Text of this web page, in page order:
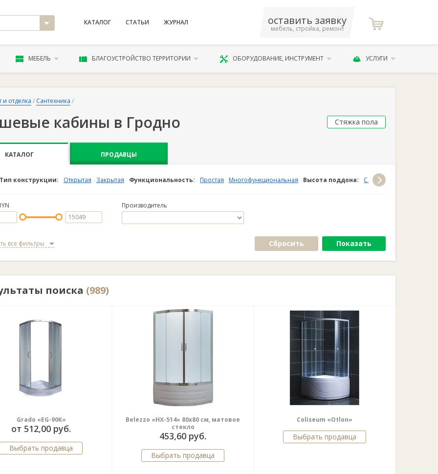
КАТАЛОГ СТАТЬИ ЖУРНАЛ оставить заявку
мебель, стройка, ремонт
МЕБЕЛЬ БЛАГОУСТРОЙСТВО ТЕРРИТОРИИ ОБОРУДОВАНИЕ, ИНСТРУМЕНТ УСЛУГИ
и отделка / Сантехника /
кабины в Гродно Стяжка пола
КАТАЛОГ ПРОДАВЦЫ
Тип конструкции: Открытая Закрытая Функциональность: Простая Многофункциональная Высота поддона: С низким поддоном
Производитель
все фильтры Сбросить Показать
поиска (989)
Grado «EG-90K»
от 512,00 руб.
Выбрать продавца
Belezzo «HX-514» 80x80 cм, матовое
стекло
453,60 руб.
Выбрать продавца
Coliseum «Otlon»
Выбрать продавца